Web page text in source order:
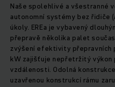
Naše spolehlivé a všestranné
autonomní systémy bez řidiče
úkoly. EREa je vybavený
přepravě několika palet
zvýšení efektivity přepravních
kW zajišťuje nepřetržitý výkon
vzdálenosti. Odolná
uzavřenou konstrukcí rámu